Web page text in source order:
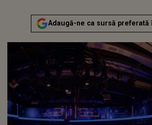
Adaugă-ne ca sursă preferată